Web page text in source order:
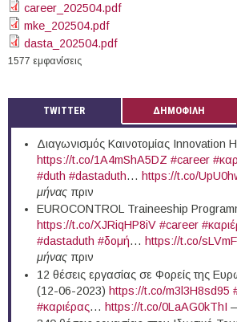
career_202504.pdf
mke_202504.pdf
dasta_202504.pdf
1577 εμφανίσεις
TWITTER ΔΗΜΟΦΙΛΗ
Διαγωνισμός Καινοτομίας Innovation
https://t.co/1A4mShA5DZ #career
#duth #dastaduth… https://t.co/
μήναςπριν
EUROCONTROL Traineeship
https://t.co/XJRiqHP8iV #career
#dastaduth #δομή… https://t.co/
μήναςπριν
12 θέσεις εργασίας σε Φορείς της
(12-06-2023) https://t.co/m3l3H8sd95
#καριέρας… https://t.co/0LaAG0kThI